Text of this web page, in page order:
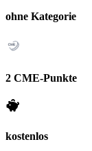
ohne Kategorie
2 CME-Punkte
kostenlos